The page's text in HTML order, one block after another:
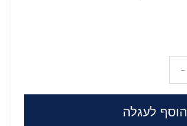
-
הוסף לעגלה